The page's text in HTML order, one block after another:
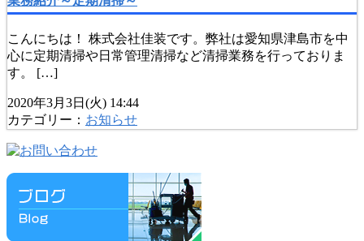
こんにちは！ 株式会社佳装です。弊社は愛知県津島市を中
心に定期清掃や日常管理清掃など清掃業務を行っておりま
す。 […]
2020年3月3日(火) 14:44
カテゴリー： お知らせ